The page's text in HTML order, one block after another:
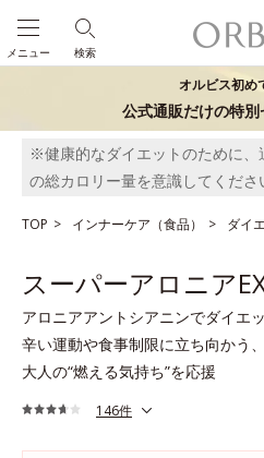
検索
メニュー
オルビス初め
公式通販だけの特別
※健康的なダイエットのために、
の総カロリー量を意識してくださ
TOP インナーケア（食品） ダイ
スーパーアロニア
アロニアアントシアニンでダイエ
辛い運動や食事制限に立ち向かう、
大人の“燃える気持ち”を応援
146件